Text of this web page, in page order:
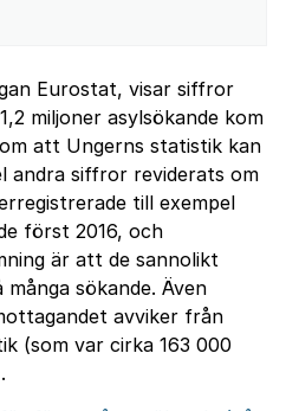
Eurostat, visar siffror
miljoner asylsökande kom
att Ungerns statistik kan
andra siffror reviderats om
till exempel
först 2016, och
är att de sannolikt
sökande. Även
avviker från
(som var cirka 163 000